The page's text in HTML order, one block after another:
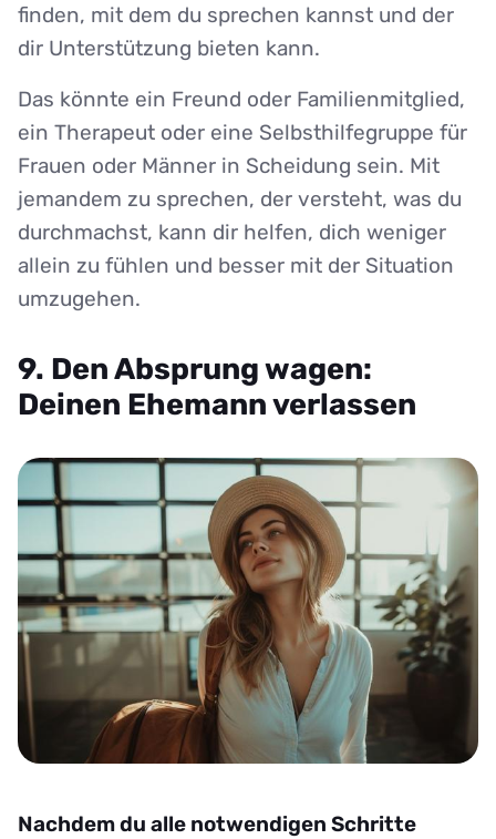
finden, mit dem du sprechen kannst und der
dir Unterstützung bieten kann.
Das könnte ein Freund oder Familienmitglied,
ein Therapeut oder eine Selbsthilfegruppe für
Frauen oder Männer in Scheidung sein. Mit
jemandem zu sprechen, der versteht, was du
durchmachst, kann dir helfen, dich weniger
allein zu fühlen und besser mit der Situation
umzugehen.
9. Den Absprung wagen:
Deinen Ehemann verlassen
Nachdem du alle notwendigen Schritte